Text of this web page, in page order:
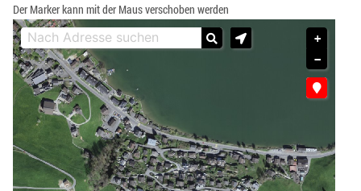
Der Marker kann mit der Maus verschoben werden
+
−